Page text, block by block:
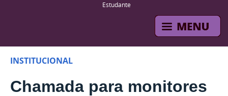
Estudante
INSTITUCIONAL
Chamada para monitores